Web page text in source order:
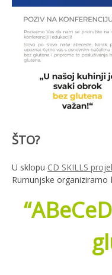
ŠTO?
U sklopu CD SKILLS
Rumunjske organiziramo